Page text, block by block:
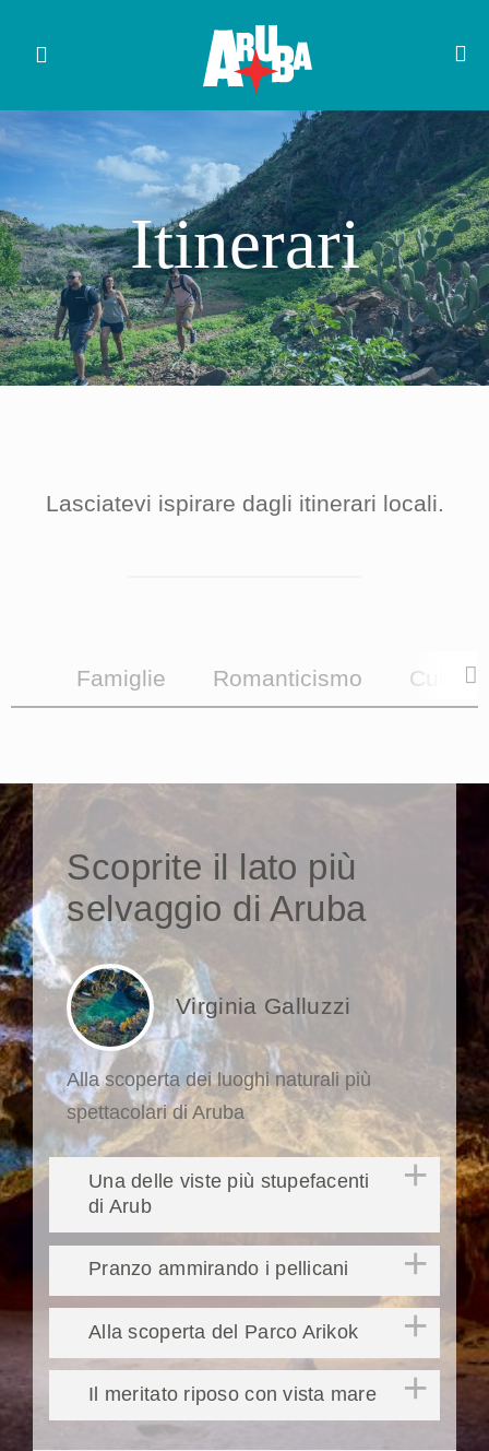
Itinerari
Lasciatevi ispirare dagli itinerari locali.
Famiglie Romanticismo Cultura
Scoprite il lato più
selvaggio di Aruba
Virginia Galluzzi
Alla scoperta dei luoghi naturali più
spettacolari di Aruba
Una delle viste più stupefacenti
di Arub
Pranzo ammirando i pellicani
Alla scoperta del Parco Arikok
Il meritato riposo con vista mare